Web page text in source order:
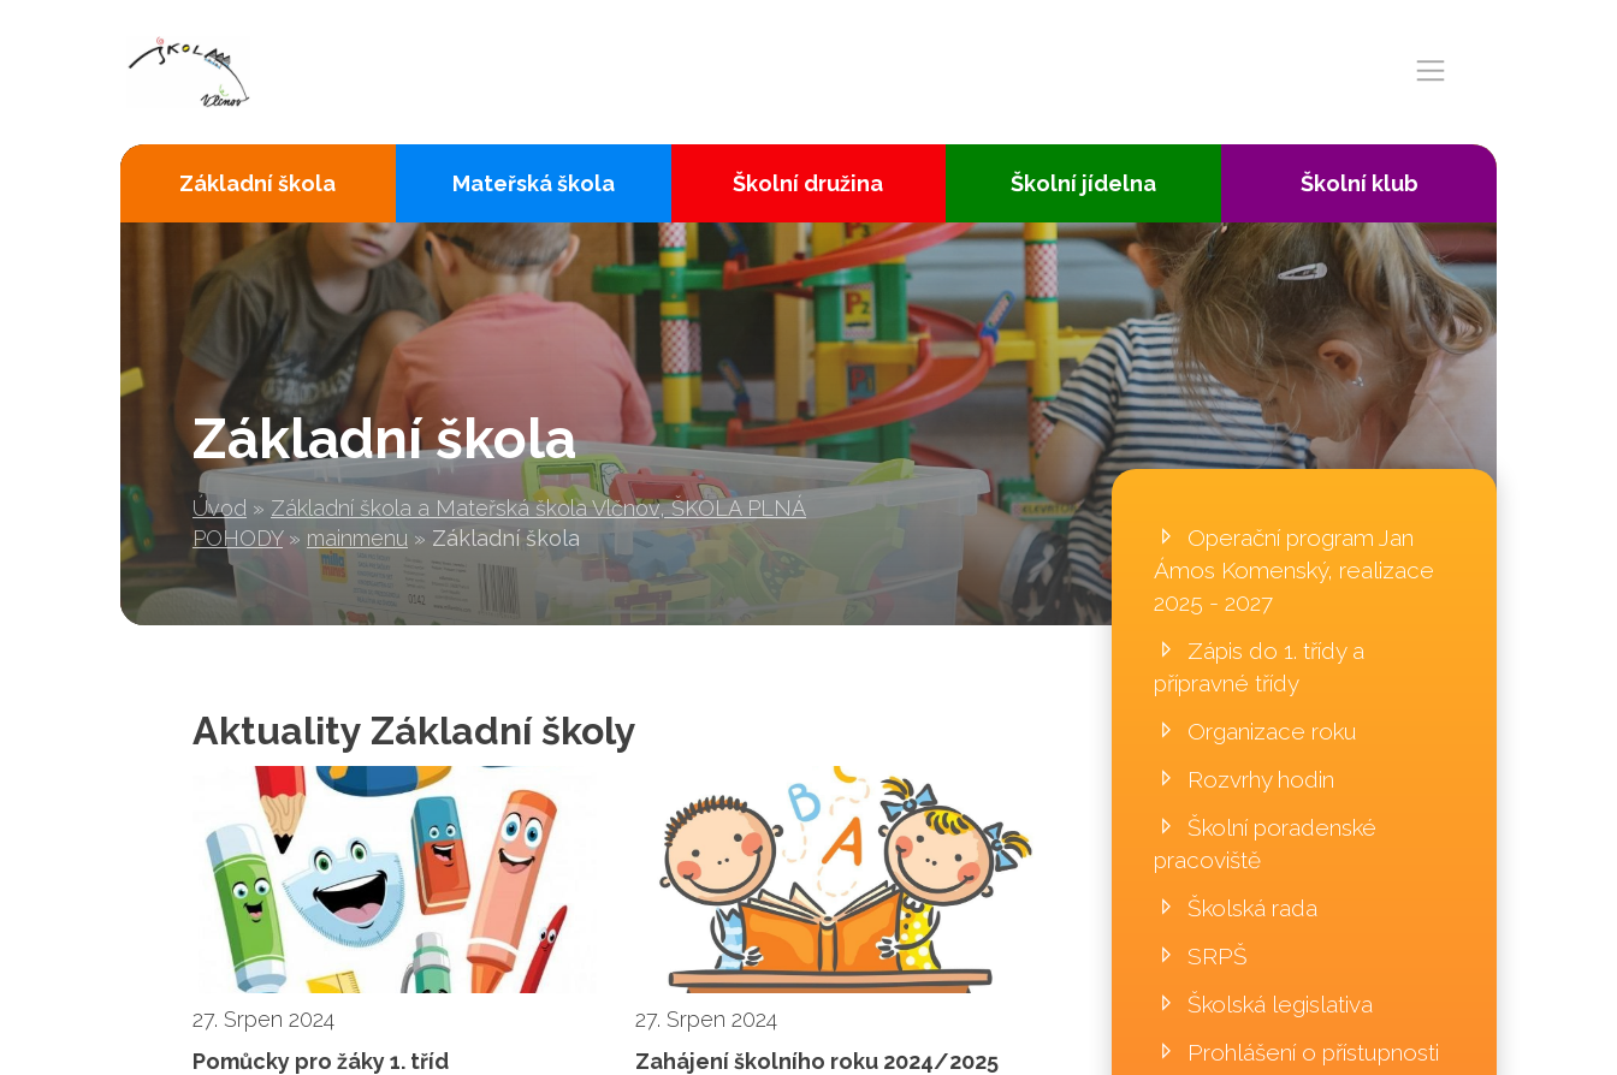
Základní škola
Úvod » Základní škola a Mateřská škola Vlčnov, ŠKOLA PLNÁ
POHODY » mainmenu » Základní škola
Základní škola Mateřská škola Školní družina Školní jídelna Školní klub
Aktuality Základní školy
27. Srpen 2024
Pomůcky pro žáky 1. tříd
27. Srpen 2024
Zahájení školního roku 2024/2025
Operační program Jan
Ámos Komenský, realizace
2025 - 2027
Zápis do 1. třídy a
přípravné třídy
Organizace roku
Rozvrhy hodin
Školní poradenské
pracoviště
Školská rada
SRPŠ
Školská legislativa
Prohlášení o přístupnosti